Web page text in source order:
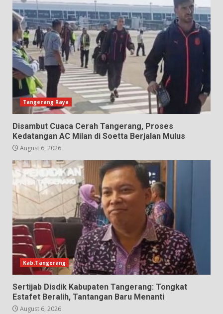
Tangerang Raya
Disambut Cuaca Cerah Tangerang, Proses
Kedatangan AC Milan di Soetta Berjalan Mulus
August 6, 2026
Kab.Tangerang
Sertijab Disdik Kabupaten Tangerang: Tongkat
Estafet Beralih, Tantangan Baru Menanti
August 6, 2026